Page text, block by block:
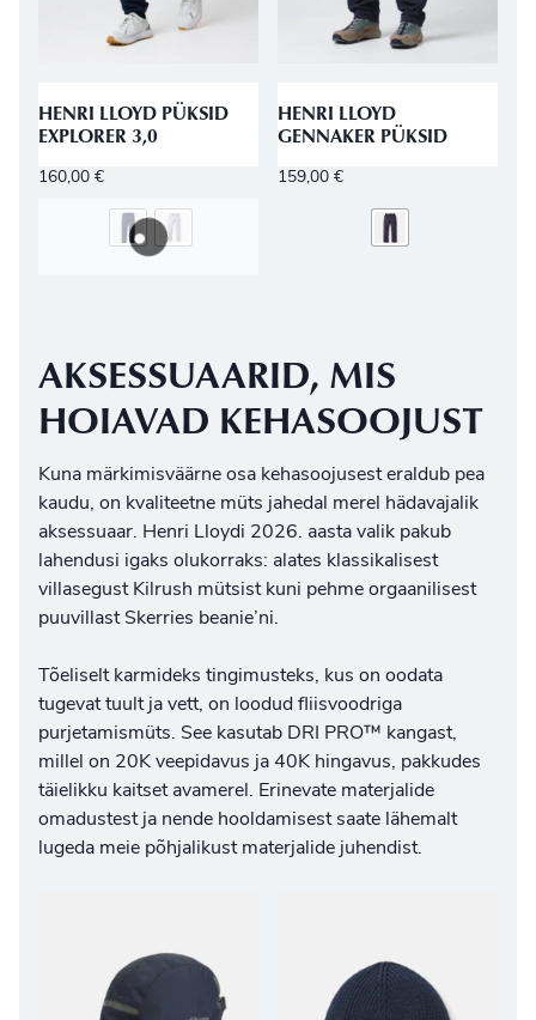
HENRI LLOYD PÜKSID
EXPLORER 3,0
160,00 €
HENRI LLOYD
GENNAKER PÜKSID
159,00 €
AKSESSUAARID, MIS
HOIAVAD KEHASOOJUST
Kuna märkimisväärne osa kehasoojusest eraldub pea
kaudu, on kvaliteetne müts jahedal merel hädavajalik
aksessuaar. Henri Lloydi 2026. aasta valik pakub
lahendusi igaks olukorraks: alates klassikalisest
villasegust Kilrush mütsist kuni pehme orgaanilisest
puuvillast Skerries beanie’ni.
Tõeliselt karmideks tingimusteks, kus on oodata
tugevat tuult ja vett, on loodud fliisvoodriga
purjetamismüts. See kasutab DRI PRO™ kangast,
millel on 20K veepidavus ja 40K hingavus, pakkudes
täielikku kaitset avamerel. Erinevate materjalide
omadustest ja nende hooldamisest saate lähemalt
lugeda meie põhjalikust materjalide juhendist.